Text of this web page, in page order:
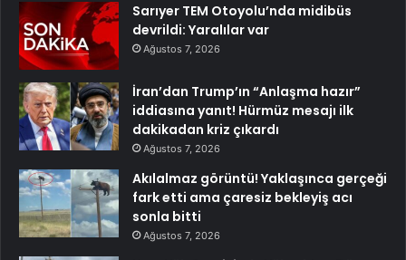
Sarıyer TEM Otoyolu’nda midibüs
devrildi: Yaralılar var
Ağustos 7, 2026
İran’dan Trump’ın “Anlaşma hazır”
iddiasına yanıt! Hürmüz mesajı ilk
dakikadan kriz çıkardı
Ağustos 7, 2026
Akılalmaz görüntü! Yaklaşınca gerçeği
fark etti ama çaresiz bekleyiş acı
sonla bitti
Ağustos 7, 2026